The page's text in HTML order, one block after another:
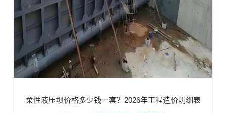
柔性液压坝价格多少钱一套？2026年工程造价明细表